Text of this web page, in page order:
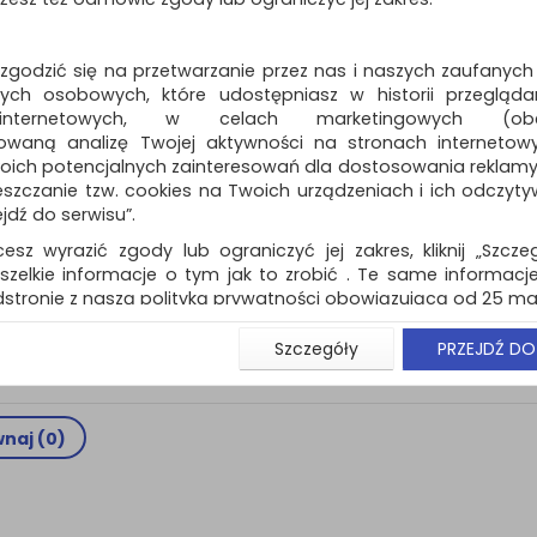
Bęben OKI C844dnw
Bęben OKI C844dnw
czerwony, niebieski, żółty
Dostępność: 24h
(0)
się na przetwarzanie przez nas i naszych
osobowych, które udostępniasz w historii
w celach marketingowych
analizę Twojej aktywności na stronach
potencjalnych zainteresowań dla dostosowania
tzw. cookies na Twoich urządzeniach i ich
do serwisu”.
wyrazić zgody lub ograniczyć jej zakres, kliknij
informacje o tym jak to zrobić . Te same
z naszą polityką prywatności obowiązującą od 25
użytkowników zalogowanych, aby umożliwić
i związane z tym prawidłowe działanie naszej
np. wysłanie potwierdzenia zamówienia na
ważna jest Państwa wcześniejsza zgoda której
zgoda jest dobrowolna i można ją w dowolnym
Szczegóły PRZEJDŹ